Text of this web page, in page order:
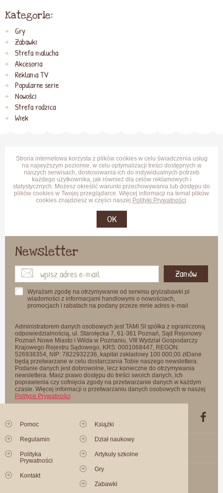
Kategorie:
Gry
Zabawki
Strefa malucha
Akcesoria
Reklama TV
Popularne serie
Nowości
Strefa rodzica
Wiek
Strona internetowa korzysta z plików cookies w celu świadczenia usług
na najwyższym poziomie, w celu optymalizacji treści dostępnych w
naszych serwisach, dostosowania ich do indywidualnych potrzeb
każdego użytkownika, jak również dla celów reklamowych i
statystycznych. Możesz określić warunki przechowywania lub dostępu do
plików cookies w Twojej przeglądarce. Więcej informacji na temat plików
cookies znajdziesz w części naszej Polityki Prywatności.
OK
Newsletter
Zamów
Wyrażam zgodę na otrzymywanie od serwisu gryizabawki.pl
wiadomości z informacjami handlowymi o nowościach,
promocjach i rabatach na podany przeze mnie adres e-mail
Administratorem danych osobowych jest TAMI SI spółka z ograniczoną
odpowiedzialnością, ul. Starołęcka 7, 61-361 Poznań, Sąd Rejonowy
Poznań Nowe Miasto i Wilda w Poznaniu, VIII Wydział Gospodarczy
Krajowego Rejestru Sądowego, KRS: 0001068447, REGON:
526938354, NIP: 7822932236, kapitał zakładowy 100 000,00 złDane
będą przetwarzane w celu dostarczania Tobie naszego newslettera.
Podanie danych jest dobrowolne, lecz konieczne do otrzymywania
newslettera. Masz prawo dostępu do treści swoich danych, ich
poprawienia czy cofnięcia zgody na przetwarzanie danych w każdym
czasie. Więcej informacji o przetwarzaniu danych osobowych w naszej
Polityce Prywatności
Pomoc
Regulamin
Polityka
Prywatności
Kontakt
Książki
Dział naukowy
Artykuły szkolne
Gry
Zabawki